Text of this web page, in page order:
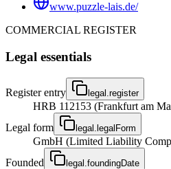
www.puzzle-lais.de/
COMMERCIAL REGISTER
Legal essentials
Register entry legal.register
HRB 112153 (Frankfurt am
Legal form
legal.legalForm
GmbH (Limited Liability
Founded
legal.foundingDate